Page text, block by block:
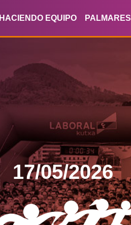
HACIENDO EQUIPO PALMARES
17/05/2026